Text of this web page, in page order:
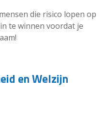
die risico lopen op
te winnen voordat je
en Welzijn